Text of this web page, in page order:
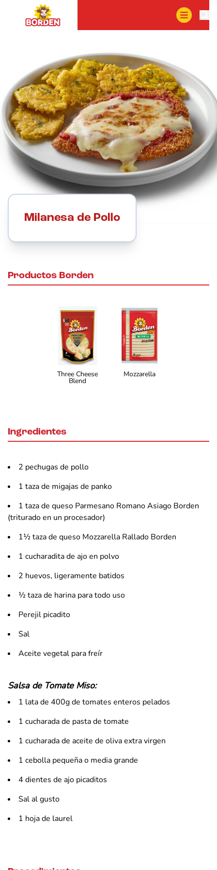
Milanesa de Pollo
Productos Borden
Three Cheese
Blend
Mozzarella
Ingredientes
2 pechugas de pollo
1 taza de migajas de panko
1 taza de queso Parmesano Romano Asiago Borden
(triturado en un procesador)
1½ taza de queso Mozzarella Rallado Borden
1 cucharadita de ajo en polvo
2 huevos, ligeramente batidos
½ taza de harina para todo uso
Perejil picadito
Sal
Aceite vegetal para freír
Salsa de Tomate Miso:
1 lata de 400g de tomates enteros pelados
1 cucharada de pasta de tomate
1 cucharada de aceite de oliva extra virgen
1 cebolla pequeña o media grande
4 dientes de ajo picaditos
Sal al gusto
1 hoja de laurel